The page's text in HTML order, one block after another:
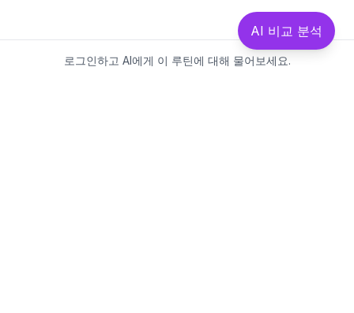
로그인하고 AI에게 이 루틴에 대해 물어보세요.
AI 비교 분석